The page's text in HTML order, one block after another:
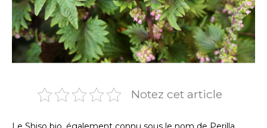
Notez cet article